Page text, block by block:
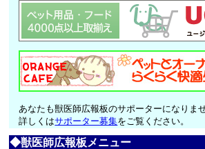
あなたも獣医師広報板のサポーターになりませ
詳しくはサポーター募集をご覧ください。
◆獣医師広報板メニュー